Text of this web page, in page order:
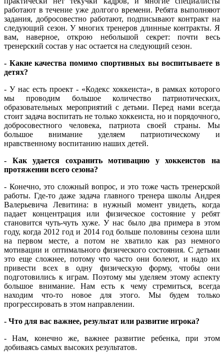
работают в течение уже долгого времени. Ребята выполняют
задания, добросовестно работают, подписывают контракт на
следующий сезон. У многих тренеров длинные контракты. Я
вам, наверное, открою небольшой секрет: почти весь
тренерский состав у нас остается на следующий сезон.
- Какие качества помимо спортивных вы воспитываете в
детях?
- У нас есть проект - «Кодекс хоккеиста», в рамках которого
мы проводим большое количество патриотических,
образовательных мероприятий с детьми. Перед нами всегда
стоит задача воспитать не только хоккеиста, но и порядочного,
добросовестного человека, патриота своей страны. Мы
большое внимание уделяем патриотическому и
нравственному воспитанию наших детей.
- Как удается сохранить мотивацию у хоккеистов на
протяжении всего сезона?
- Конечно, это сложный вопрос, и это тоже часть тренерской
работы. Где-то даже задача главного тренера школы Андрея
Валерьевича Левитина: в нужный момент увидеть, когда
падает концентрация или физическое состояние у ребят
становится чуть-чуть хуже. У нас было два примера в этом
году, когда 2012 год и 2014 год больше половины сезона шли
на первом месте, а потом не хватило как раз немного
мотивации и оптимального физического состояния. С детьми
это еще сложнее, потому что часто они болеют, и надо их
привести всех в одну физическую форму, чтобы они
подготовились к играм. Поэтому мы уделяем этому аспекту
большое внимание. Нам есть к чему стремиться, всегда
находим что-то новое для этого. Мы будем только
прогрессировать в этом направлении.
- Что для вас важнее, результат или развитие игрока?
- Нам, конечно же, важнее развитие ребенка, при этом
добиваясь самых высоких результатов.